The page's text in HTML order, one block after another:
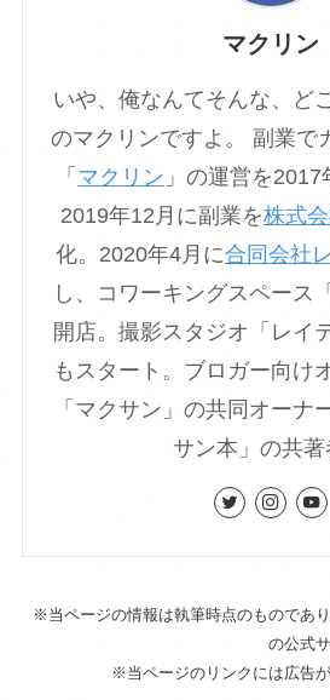
マクリン
いや、俺なんてそんな、ど
のマクリンですよ。 副業で
「 マクリン 」の運営を2017
2019年12月に副業を株式
化。2020年4月に合同会社
し、コワーキングスペース
開店。撮影スタジオ「レイ
もスタート。ブロガー向け
「マクサン」の共同オーナ
サン本」の共著
※当ページの情報は執筆時点のものであ
の公式
※当ページのリンクには広告